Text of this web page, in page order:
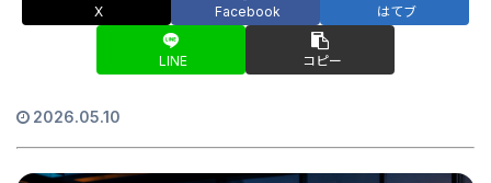
X Facebook はてブ
LINE コピー
2026.05.10